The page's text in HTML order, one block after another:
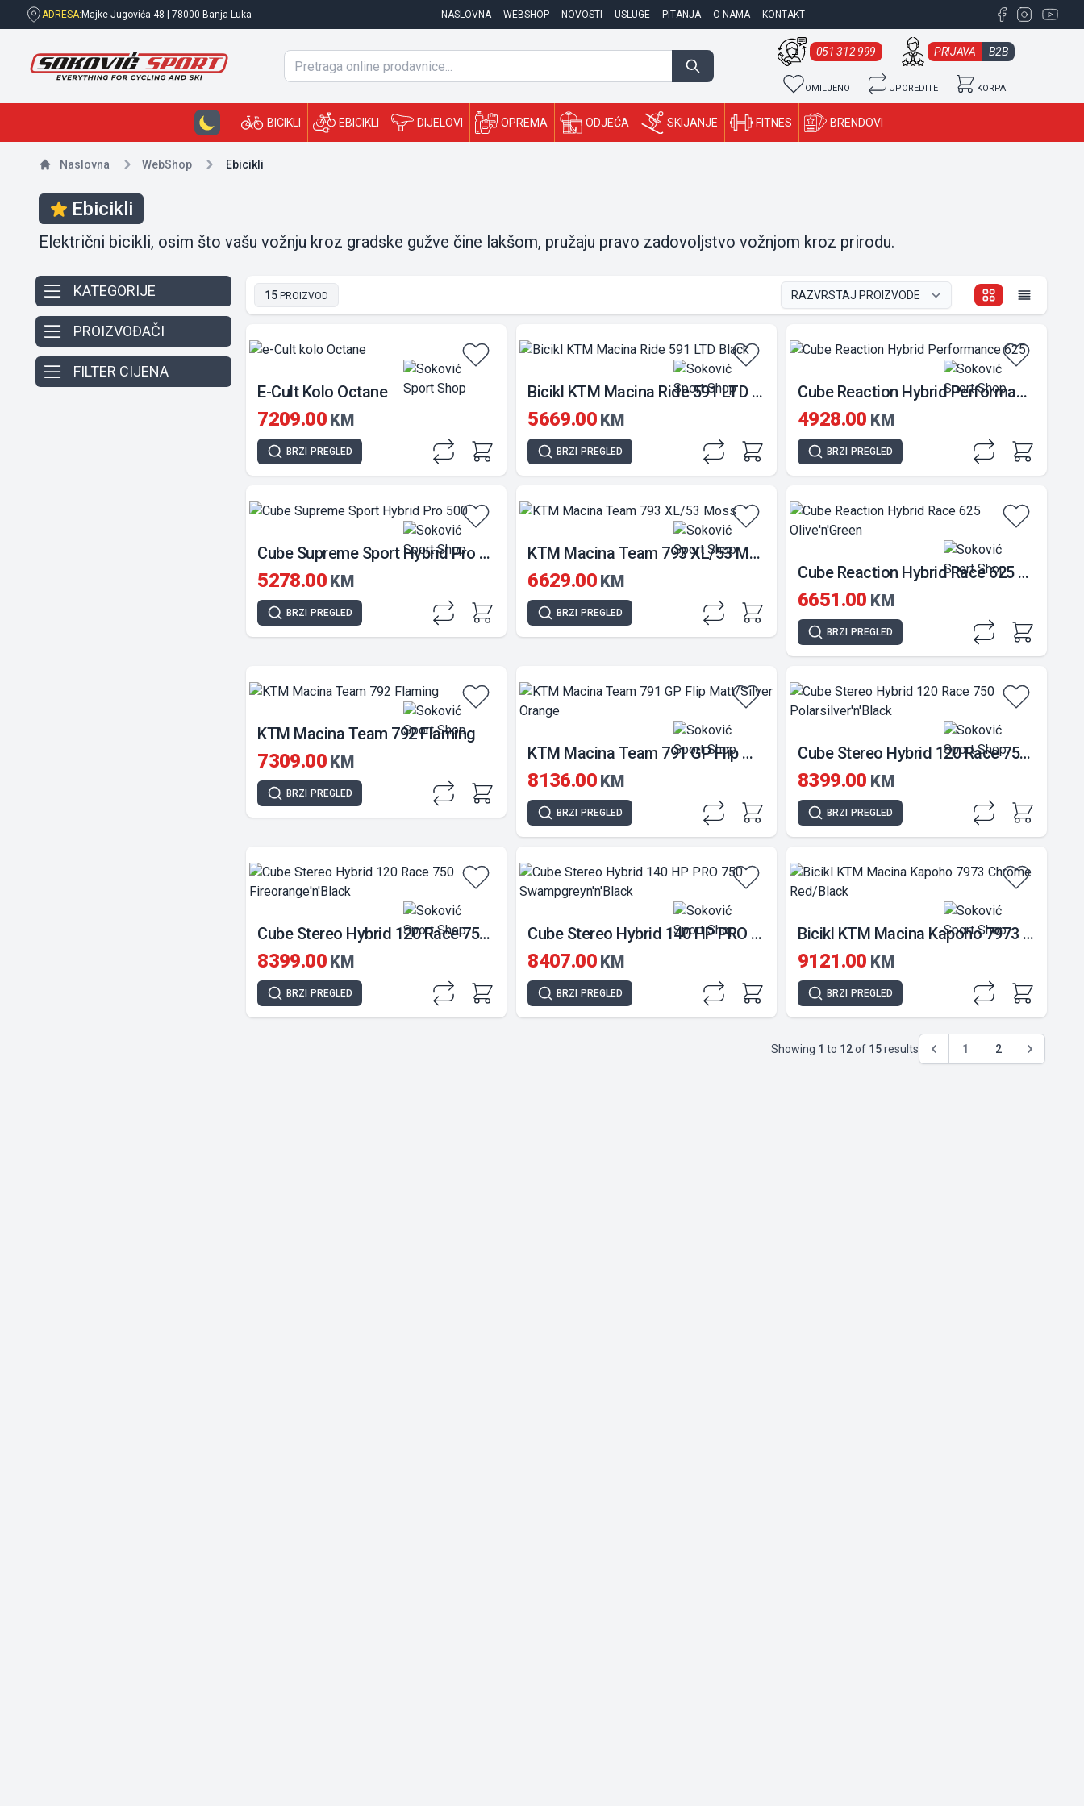
ADRESA: Majke Jugovića 48 | 78000 Banja Luka NASLOVNA WEBSHOP NOVOSTI USLUGE PITANJA O NAMA KONTAKT
051 312 999 PRIJAVA B2B
OMILJENO UPOREDITE KORPA
BICIKLI EBICIKLI DIJELOVI OPREMA ODJEĆA SKIJANJE FITNES BRENDOVI
Naslovna WebShop Ebicikli
Ebicikli
Električni bicikli, osim što vašu vožnju kroz gradske gužve čine lakšom, pružaju pravo zadovoljstvo vožnjom kroz prirodu.
KATEGORIJE
PROIZVOĐAČI
FILTER CIJENA
15PROIZVOD
E-Cult Kolo Octane
7209.00 KM
BRZI PREGLED
Bicikl KTM Macina Ride 591 LTD Black
5669.00KM
BRZI PREGLED
Cube Reaction Hybrid Performance 625
4928.00 KM
BRZI PREGLED
Cube Supreme Sport Hybrid Pro 500
5278.00 KM
BRZI PREGLED
KTM Macina Team 793 XL/53 Moss
6629.00KM
BRZI PREGLED
Cube Reaction Hybrid Race 625 Olive'n'Green
6651.00 KM
BRZI PREGLED
KTM Macina Team 792 Flaming
7309.00 KM
BRZI PREGLED
KTM Macina Team 791 GP Flip Matt/Silver Orange
8136.00KM
BRZI PREGLED
Cube Stereo Hybrid 120 Race 750 Polarsilver'n'Black
8399.00 KM
BRZI PREGLED
Cube Stereo Hybrid 120 Race 750 Fireorange'n'Black
8399.00 KM
BRZI PREGLED
Cube Stereo Hybrid 140 HP PRO 750 Swampgreyn'n'Black
8407.00KM
BRZI PREGLED
Bicikl KTM Macina Kapoho 7973 Chrome Red/Black
9121.00 KM
BRZI PREGLED
Showing 1 to 12of 15results 1 2